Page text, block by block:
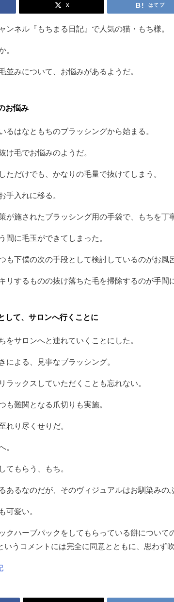
X はてブ
ンネル『もちまる日記』で人気の猫・もち様。
。
並みについて、お悩みがあるようだ。
お悩み
るはなともちのブラッシングから始まる。
け毛でお悩みのようだ。
ただけでも、かなりの毛量で抜けてしまう。
手入れに移る。
が施されたブラッシング用の手袋で、もちを丁
間に毛玉ができてしまった。
も下僕の次の手段として検討しているのがお風
リするものの抜け落ちた毛を掃除するのが手間
して、サロンへ行くことに
をサロンへと連れていくことにした。
による、見事なブラッシング。
ラックスしていただくことも忘れない。
も難関となる爪切りも実施。
れり尽くせりだ。
。
てもらう、もち。
あるなのだが、そのヴィジュアルはお馴染みの
可愛い。
クハーブパックをしてもらっている餅について
いうコメントには完全に同意とともに、思わず